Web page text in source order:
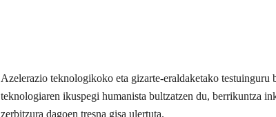
Azelerazio teknologikoko eta gizarte-eraldaketako
teknologiaren ikuspegi humanista bultzatzen du, berrikuntza
zerbitzura dagoen tresna gisa ulertuta.